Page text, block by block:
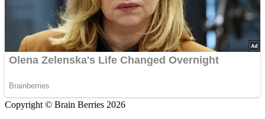
Copyright © Brain Berries 2026